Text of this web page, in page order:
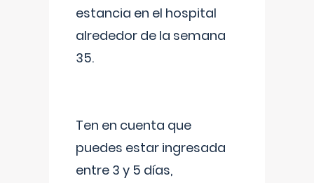
estancia en el hospital
alrededor de la semana
35.
Ten en cuenta que
puedes estar ingresada
entre 3 y 5 días,